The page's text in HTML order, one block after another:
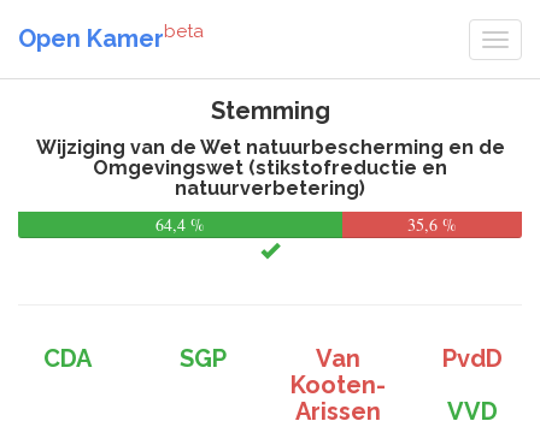
Open Kamerbeta
Stemming
Wijziging van de Wet natuurbescherming en de
Omgevingswet (stikstofreductie en
natuurverbetering)
64,4 %
35,6 %
CDA SGP
Van
Kooten-
Arissen
PvdD
VVD